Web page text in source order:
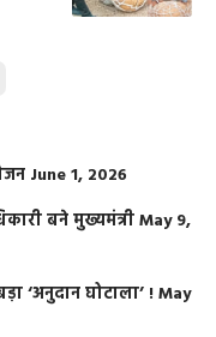
June 1, 2026
बने मुख्यमंत्रीMay 9,
‘अनुदान घोटाला’ !May